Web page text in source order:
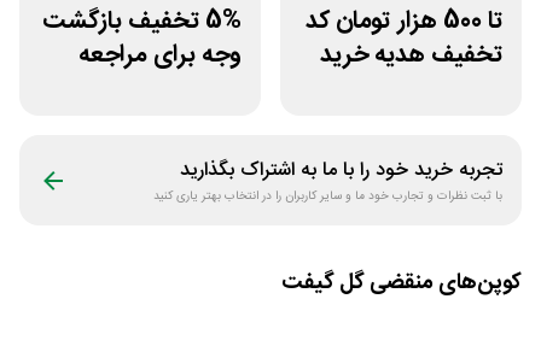
تا 500 هزار تومان کد
تخفیف هدیه خرید
5% تخفیف بازگشت
وجه برای مراجعه
تجربه خرید خود را با ما به اشتراک بگذارید
با ثبت نظرات و تجارب خود ما و سایر کاربران را در انتخاب بهتر یاری کنید
کوپن‌های منقضیگل گیفت